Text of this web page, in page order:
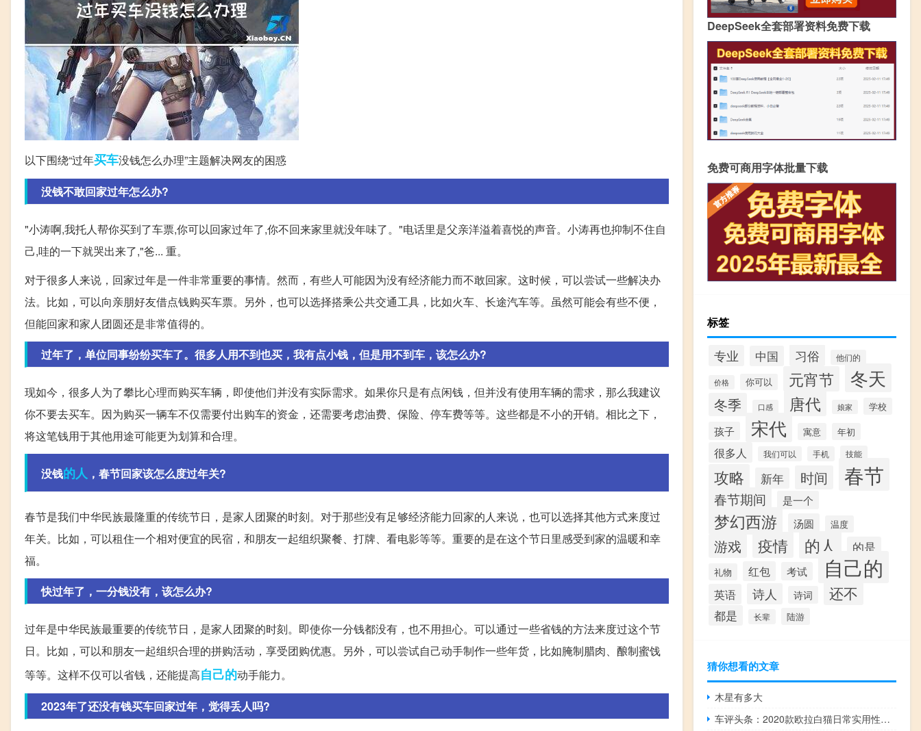
以下围绕“过年买车没钱怎么办理”主题解决网友的困惑
没钱不敢回家过年怎么办?
"小涛啊,我托人帮你买到了车票,你可以回家过年了,你不回来家里就没年味了。"电话里是父亲洋溢着喜悦的声音。小涛再也抑制不住自
己,哇的一下就哭出来了,"爸... 重。
对于很多人来说，回家过年是一件非常重要的事情。然而，有些人可能因为没有经济能力而不敢回家。这时候，可以尝试一些解决办
法。比如，可以向亲朋好友借点钱购买车票。另外，也可以选择搭乘公共交通工具，比如火车、长途汽车等。虽然可能会有些不便，
但能回家和家人团圆还是非常值得的。
过年了，单位同事纷纷买车了。很多人用不到也买，我有点小钱，但是用不到车，该怎么办?
现如今，很多人为了攀比心理而购买车辆，即使他们并没有实际需求。如果你只是有点闲钱，但并没有使用车辆的需求，那么我建议
你不要去买车。因为购买一辆车不仅需要付出购车的资金，还需要考虑油费、保险、停车费等等。这些都是不小的开销。相比之下，
将这笔钱用于其他用途可能更为划算和合理。
没钱的人 ，春节回家该怎么度过年关?
春节是我们中华民族最隆重的传统节日，是家人团聚的时刻。对于那些没有足够经济能力回家的人来说，也可以选择其他方式来度过
年关。比如，可以租住一个相对便宜的民宿，和朋友一起组织聚餐、打牌、看电影等等。重要的是在这个节日里感受到家的温暖和幸
福。
快过年了，一分钱没有，该怎么办?
过年是中华民族最重要的传统节日，是家人团聚的时刻。即使你一分钱都没有，也不用担心。可以通过一些省钱的方法来度过这个节
日。比如，可以和朋友一起组织合理的拼购活动，享受团购优惠。另外，可以尝试自己动手制作一些年货，比如腌制腊肉、酿制蜜饯
等等。这样不仅可以省钱，还能提高自己的动手能力。
2023年了还没有钱买车回家过年，觉得丢人吗?
DeepSeek全套部署资料免费下载
免费可商用字体批量下载
标签
专业 中国 习俗 他们的
价格 你可以 元宵节 冬天
冬季 口感 唐代 娘家 学校
孩子 宋代 寓意 年初
很多人 我们可以 手机 技能
攻略 新年 时间 春节
春节期间 是一个
梦幻西游 汤圆 温度
游戏 疫情 的人 的是
礼物 红包 考试 自己的
英语 诗人 诗词 还不
都是 长辈 陆游
猜你想看的文章
木星有多大
车评头条：2020款欧拉白猫日常实用性测试报告